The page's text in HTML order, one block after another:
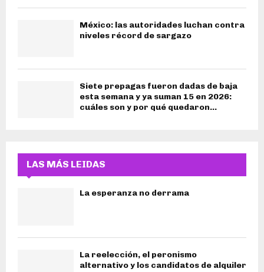
México: las autoridades luchan contra
niveles récord de sargazo
Siete prepagas fueron dadas de baja
esta semana y ya suman 15 en 2026:
cuáles son y por qué quedaron...
LAS MÁS LEIDAS
La esperanza no derrama
La reelección, el peronismo
alternativo y los candidatos de alquiler